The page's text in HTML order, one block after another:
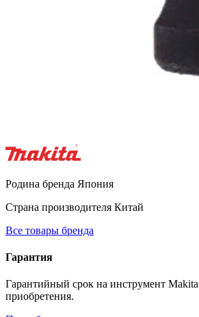
Родина бренда Япония
Страна производителя Китай
Все товары бренда
Гарантия
Гарантийный срок на инструмент Makita
приобретения.